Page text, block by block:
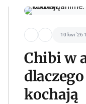
10 kwi '26
Chibi w
kochają